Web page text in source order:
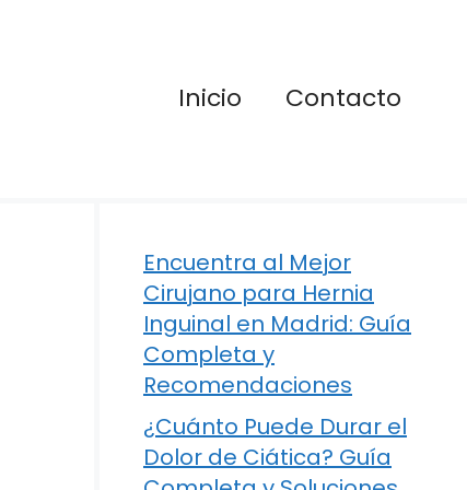
Inicio Contacto
Encuentra al Mejor
Cirujano para Hernia
Inguinal en Madrid: Guía
Completa y
Recomendaciones
¿Cuánto Puede Durar el
Dolor de Ciática? Guía